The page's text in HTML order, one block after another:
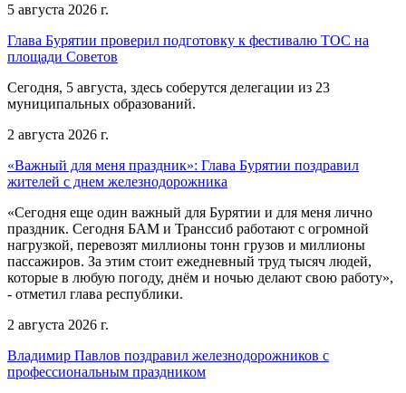
5 августа 2026 г.
Глава Бурятии проверил подготовку к фестивалю ТОС на
площади Советов
Сегодня, 5 августа, здесь соберутся делегации из 23
муниципальных образований.
2 августа 2026 г.
«Важный для меня праздник»: Глава Бурятии поздравил
жителей с днем железнодорожника
«Сегодня еще один важный для Бурятии и для меня лично
праздник. Сегодня БАМ и Транссиб работают с огромной
нагрузкой, перевозят миллионы тонн грузов и миллионы
пассажиров. За этим стоит ежедневный труд тысяч людей,
которые в любую погоду, днём и ночью делают свою работу»,
- отметил глава республики.
2 августа 2026 г.
Владимир Павлов поздравил железнодорожников с
профессиональным праздником